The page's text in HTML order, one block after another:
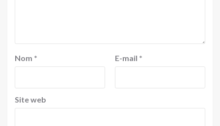
Nom * E-mail *
Site web